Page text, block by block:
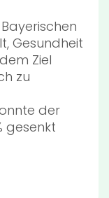
Gesundheit
Ziel
zu
der
gesenkt